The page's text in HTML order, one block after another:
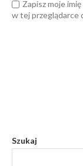
Zapisz moje
w tej przeglądarce
Szukaj